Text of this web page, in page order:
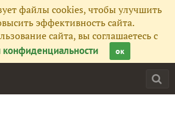
файлы cookies, чтобы улучшить
эффективность сайта.
сайта, вы соглашаетесь с
конфиденциальности
ок